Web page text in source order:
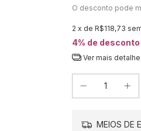
O desconto pode
2 x de R$118,73
4% de desconto
Ver mais
MEIOS DE